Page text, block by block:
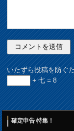
いたずら投稿を防ぐ
+ 七 = 8
確定申告 特集！